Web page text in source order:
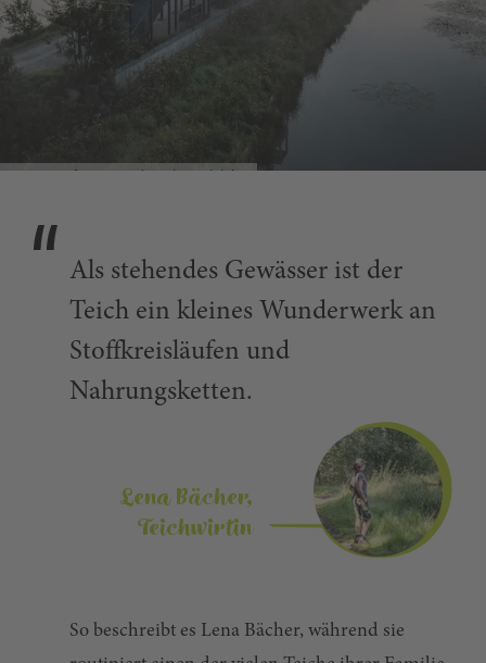
Als stehendes Gewässer ist der
Teich ein kleines Wunderwerk an
Stoffkreisläufen und
Nahrungsketten.
Lena Bächer,
Teichwirtin
So beschreibt es Lena Bächer, während sie